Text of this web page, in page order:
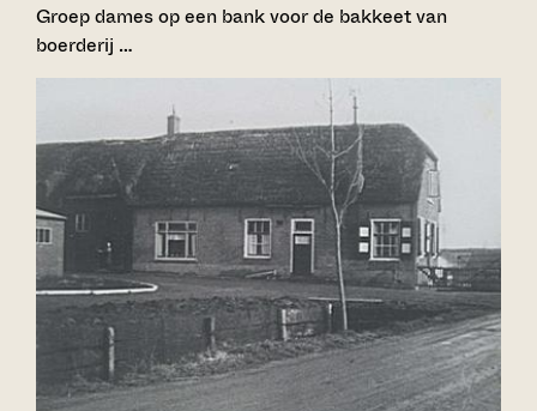
Groep dames op een bank voor de bakkeet van
boerderij …